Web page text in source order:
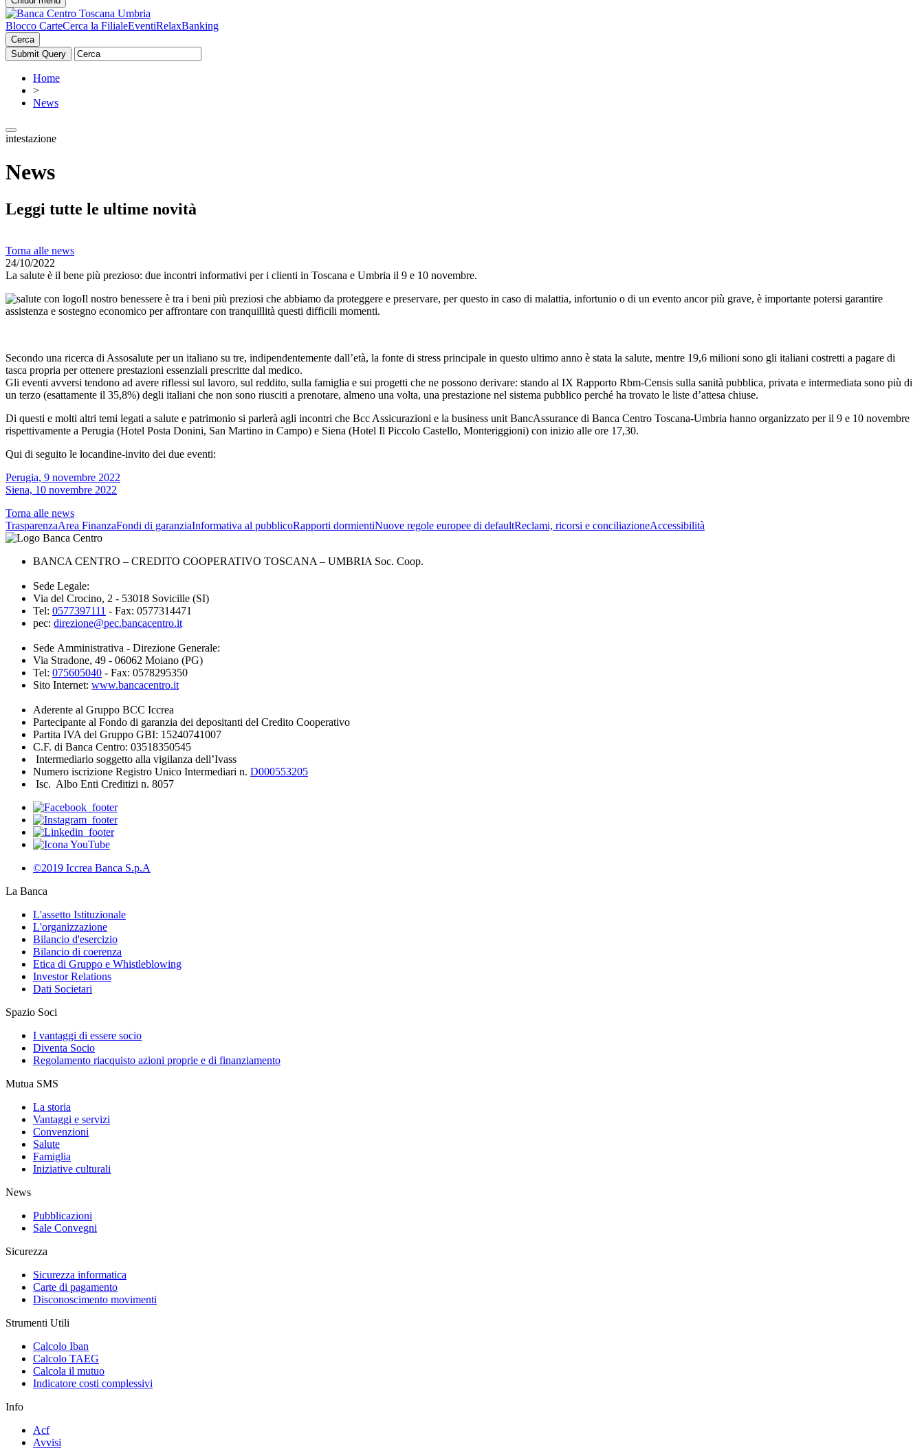
Blocco CarteCerca la FilialeEventiRelaxBanking
Cerca
Home
>
News
intestazione
News
Leggi tutte le ultime novità
Torna alle news
24/10/2022
La salute è il bene più prezioso: due incontri informativi per i clienti in Toscana e Umbria il 9 e 10 novembre.
Il nostro benessere è tra i beni più preziosi che abbiamo da proteggere e preservare, per questo in caso di malattia, infortunio o di un evento ancor più grave, è importante potersi garantire
assistenza e sostegno economico per affrontare con tranquillità questi difficili momenti.
Secondo una ricerca di Assosalute per un italiano su tre, indipendentemente dall’età, la fonte di stress principale in questo ultimo anno è stata la salute, mentre 19,6 milioni sono gli italiani costretti a pagare di
tasca propria per ottenere prestazioni essenziali prescritte dal medico.
Gli eventi avversi tendono ad avere riflessi sul lavoro, sul reddito, sulla famiglia e sui progetti che ne possono derivare: stando al IX Rapporto Rbm-Censis sulla sanità pubblica, privata e intermediata sono più di
un terzo (esattamente il 35,8%) degli italiani che non sono riusciti a prenotare, almeno una volta, una prestazione nel sistema pubblico perché ha trovato le liste d’attesa chiuse.
Di questi e molti altri temi legati a salute e patrimonio si parlerà agli incontri che Bcc Assicurazioni e la business unit BancAssurance di Banca Centro Toscana-Umbria hanno organizzato per il 9 e 10 novembre
rispettivamente a Perugia (Hotel Posta Donini, San Martino in Campo) e Siena (Hotel Il Piccolo Castello, Monteriggioni) con inizio alle ore 17,30.
Qui di seguito le locandine-invito dei due eventi:
Perugia, 9 novembre 2022
Siena, 10 novembre 2022
Torna alle news
TrasparenzaArea FinanzaFondi di garanziaInformativa al pubblicoRapporti dormientiNuove regole europee di defaultReclami, ricorsi e conciliazioneAccessibilità
BANCA CENTRO – CREDITO COOPERATIVO TOSCANA – UMBRIA Soc. Coop.
Sede Legale:
Via del Crocino, 2 - 53018 Sovicille (SI)
Tel: 0577397111 - Fax: 0577314471
pec: direzione@pec.bancacentro.it
Sede Amministrativa - Direzione Generale:
Via Stradone, 49 - 06062 Moiano (PG)
Tel: 075605040 - Fax: 0578295350
Sito Internet: www.bancacentro.it
Aderente al Gruppo BCC Iccrea
Partecipante al Fondo di garanzia dei depositanti del Credito Cooperativo
Partita IVA del Gruppo GBI: 15240741007
C.F. di Banca Centro: 03518350545
Intermediario soggetto alla vigilanza dell’Ivass
Numero iscrizione Registro Unico Intermediari n. D000553205
Isc. Albo Enti Creditizi n. 8057
©2019 Iccrea Banca S.p.A
La Banca
L'assetto Istituzionale
L'organizzazione
Bilancio d'esercizio
Bilancio di coerenza
Etica di Gruppo e Whistleblowing
Investor Relations
Dati Societari
Spazio Soci
I vantaggi di essere socio
Diventa Socio
Regolamento riacquisto azioni proprie e di finanziamento
Mutua SMS
La storia
Vantaggi e servizi
Convenzioni
Salute
Famiglia
Iniziative culturali
News
Pubblicazioni
Sale Convegni
Sicurezza
Sicurezza informatica
Carte di pagamento
Disconoscimento movimenti
Strumenti Utili
Calcolo Iban
Calcolo TAEG
Calcola il mutuo
Indicatore costi complessivi
Info
Acf
Avvisi